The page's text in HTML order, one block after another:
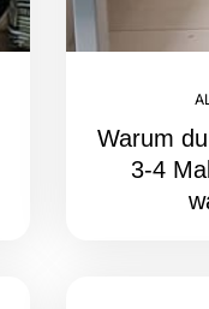
Warum
3-4